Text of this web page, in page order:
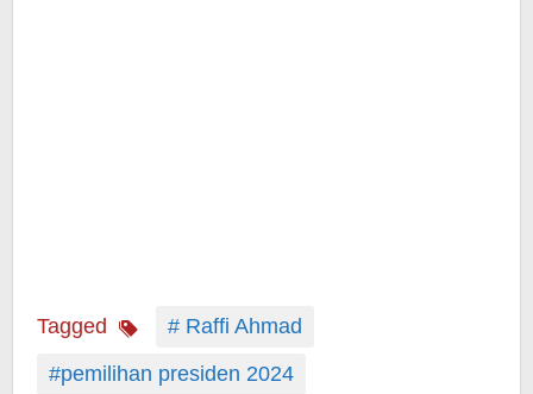
Tagged
# Raffi Ahmad
#pemilihan presiden 2024